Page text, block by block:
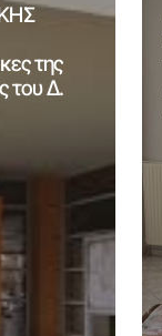
της
του Δ.